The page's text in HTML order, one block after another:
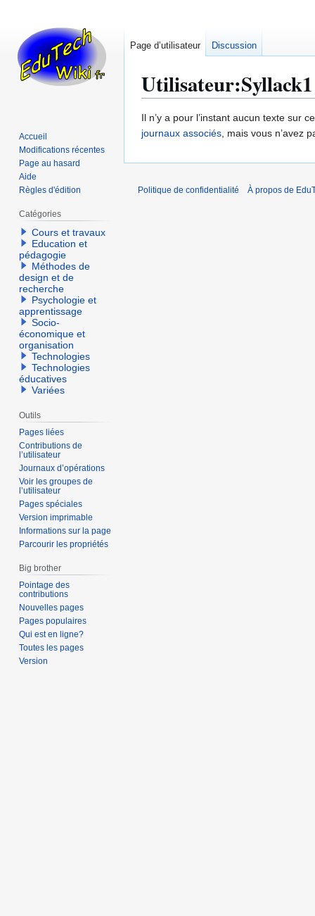
Utilisateur:Syllack1
Aller
à
navigation
Aller
à
recherche
Il n’y a pour l’instant aucun texte sur
journaux associés, mais vous n’avez
Page d’utilisateur Discussion
Accueil
Modifications récentes
Page au hasard
Aide
Règles d'édition
Catégories
Cours et travaux
Education et
pédagogie
Méthodes de
design et de
recherche
Psychologie et
apprentissage
Socio-
économique et
organisation
Technologies
Technologies
éducatives
Variées
Outils
Pages liées
Contributions de
l’utilisateur
Journaux d’opérations
Voir les groupes de
l’utilisateur
Pages spéciales
Version imprimable
Informations sur la page
Parcourir les propriétés
Big brother
Pointage des
contributions
Nouvelles pages
Pages populaires
Qui est en ligne?
Toutes les pages
Version
Politique de confidentialité À propos de